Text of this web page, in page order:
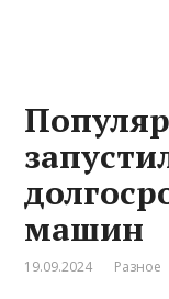
машин
19.09.2024 Разное